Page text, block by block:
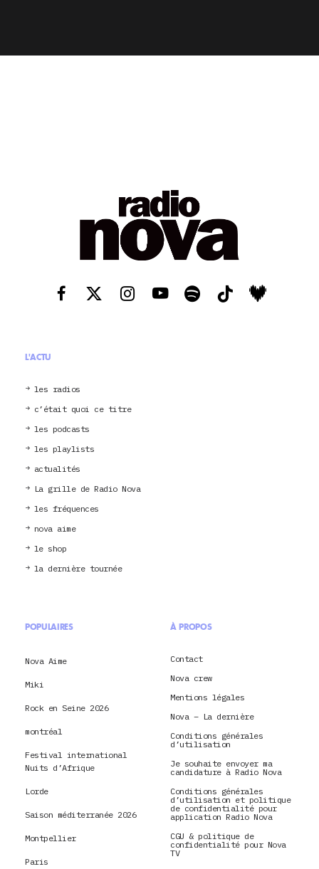
L'ACTU
les radios
c’était quoi ce titre
les podcasts
les playlists
actualités
La grille de Radio Nova
les fréquences
nova aime
le shop
la dernière tournée
POPULAIRES
Nova Aime
Miki
Rock en Seine 2026
montréal
Festival international
Nuits d’Afrique
Lorde
Saison méditerranée 2026
Montpellier
Paris
À PROPOS
Contact
Nova crew
Mentions légales
Nova – La dernière
Conditions générales
d’utilisation
Je souhaite envoyer ma
candidature à Radio Nova
Conditions générales
d’utilisation et politique
de confidentialité pour
application Radio Nova
CGU & politique de
confidentialité pour Nova
TV